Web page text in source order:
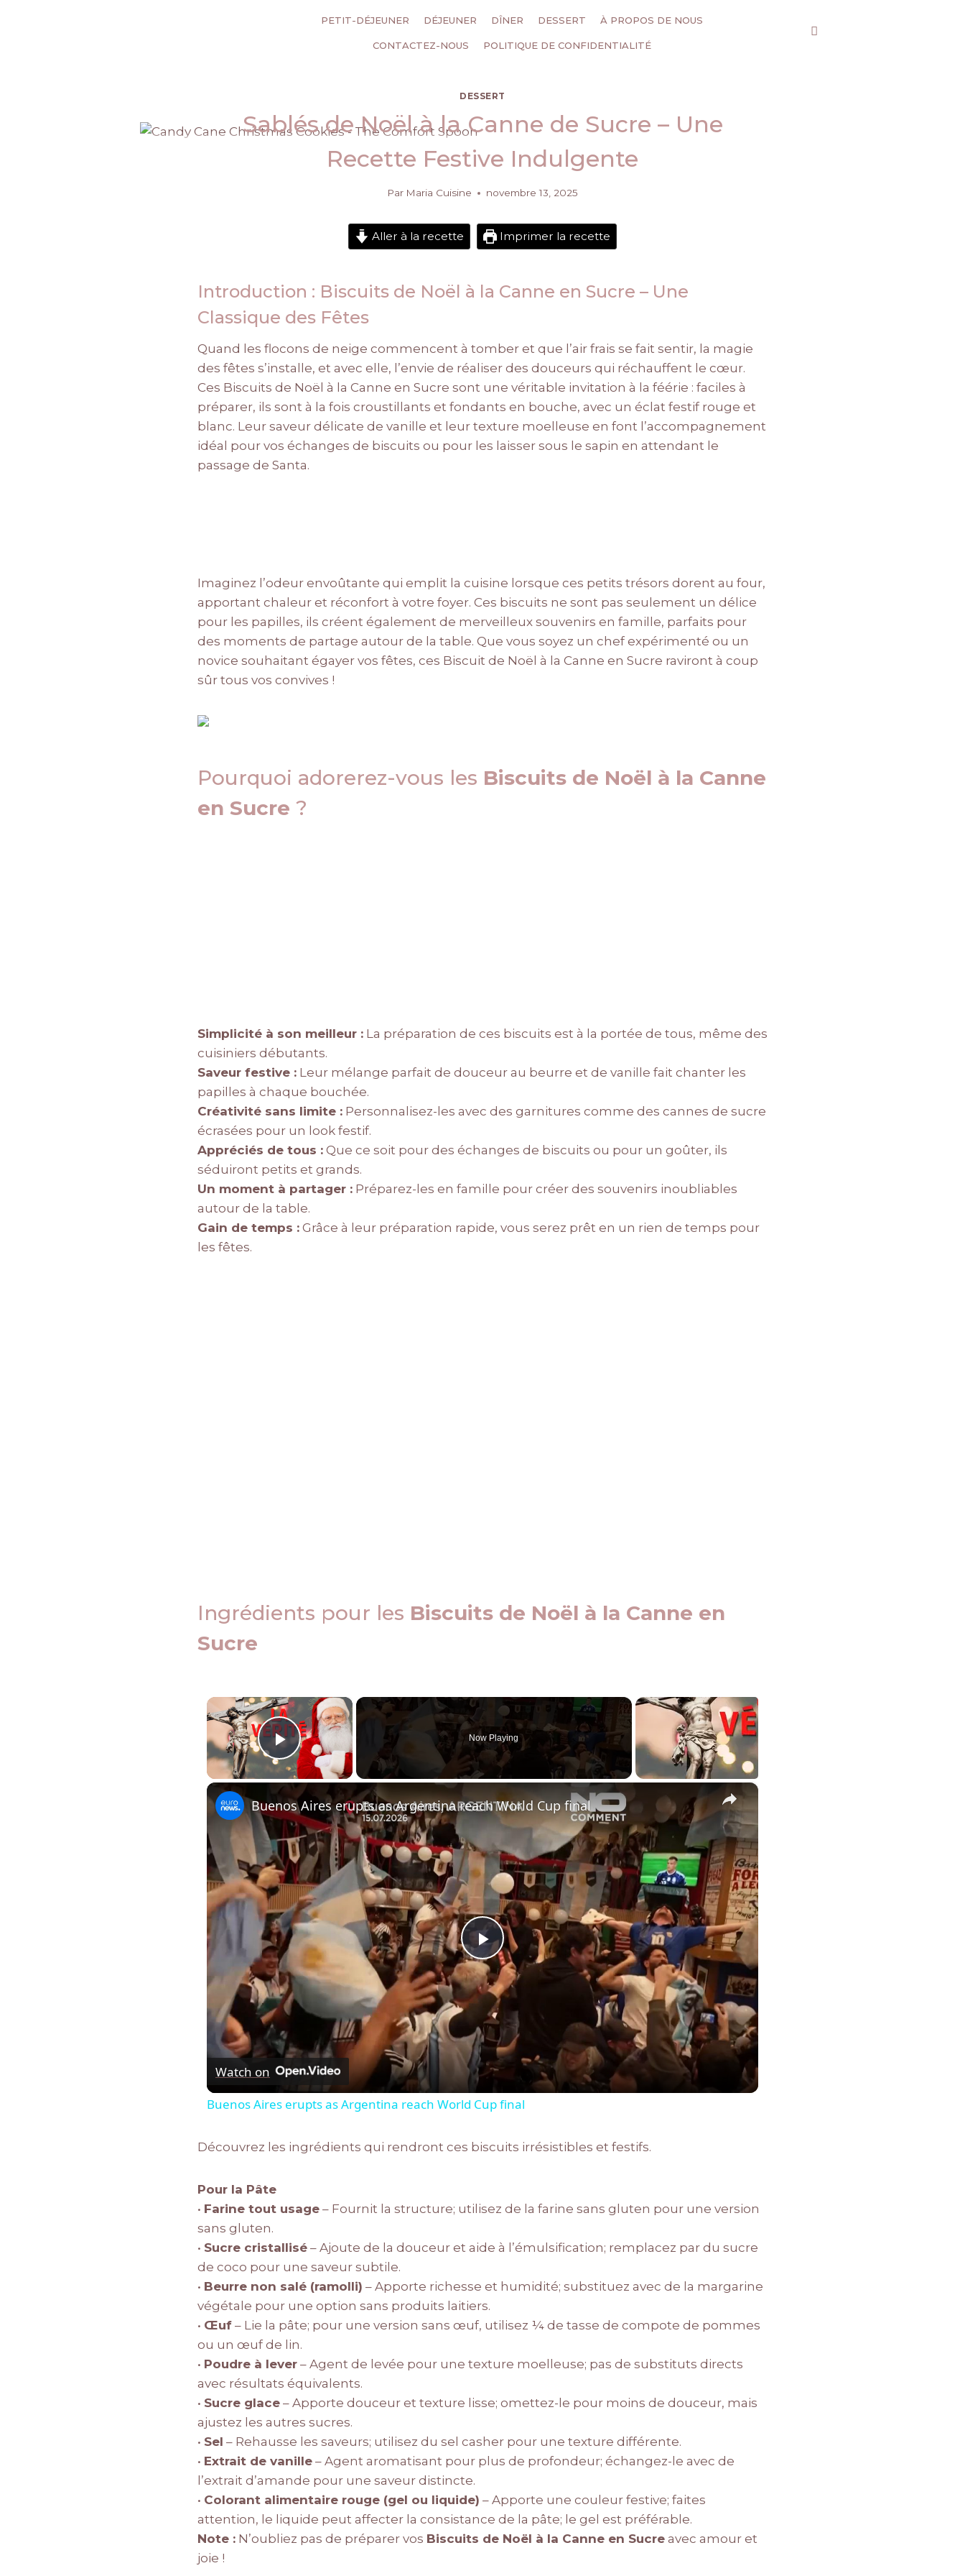
PETIT-DÉJEUNER DÉJEUNER DÎNER DESSERT À PROPOS DE NOUS
CONTACTEZ-NOUS POLITIQUE DE CONFIDENTIALITÉ
DESSERT
Sablés de Noël à la Canne de Sucre – Une
Recette Festive Indulgente
Par Maria Cuisine novembre 13, 2025
Aller à la recette Imprimer la recette
Introduction : Biscuits de Noël à la Canne en Sucre – Une
Classique des Fêtes
Quand les flocons de neige commencent à tomber et que l’air frais se fait sentir, la magie
des fêtes s’installe, et avec elle, l’envie de réaliser des douceurs qui réchauffent le cœur.
Ces Biscuits de Noël à la Canne en Sucre sont une véritable invitation à la féérie : faciles à
préparer, ils sont à la fois croustillants et fondants en bouche, avec un éclat festif rouge et
blanc. Leur saveur délicate de vanille et leur texture moelleuse en font l’accompagnement
idéal pour vos échanges de biscuits ou pour les laisser sous le sapin en attendant le
passage de Santa.
Imaginez l’odeur envoûtante qui emplit la cuisine lorsque ces petits trésors dorent au four,
apportant chaleur et réconfort à votre foyer. Ces biscuits ne sont pas seulement un délice
pour les papilles, ils créent également de merveilleux souvenirs en famille, parfaits pour
des moments de partage autour de la table. Que vous soyez un chef expérimenté ou un
novice souhaitant égayer vos fêtes, ces Biscuit de Noël à la Canne en Sucre raviront à coup
sûr tous vos convives !
Pourquoi adorerez-vous les Biscuits de Noël à la Canne
en Sucre ?
Simplicité à son meilleur : La préparation de ces biscuits est à la portée de tous, même des
cuisiniers débutants.
Saveur festive : Leur mélange parfait de douceur au beurre et de vanille fait chanter les
papilles à chaque bouchée.
Créativité sans limite : Personnalisez-les avec des garnitures comme des cannes de sucre
écrasées pour un look festif.
Appréciés de tous : Que ce soit pour des échanges de biscuits ou pour un goûter, ils
séduiront petits et grands.
Un moment à partager : Préparez-les en famille pour créer des souvenirs inoubliables
autour de la table.
Gain de temps : Grâce à leur préparation rapide, vous serez prêt en un rien de temps pour
les fêtes.
Ingrédients pour les Biscuits de Noël à la Canne en
Sucre
×
Play Video
Now Playing
×
Play
Video
Buenos Aires erupts as Argentina reach World Cup final
Watch on
Buenos Aires erupts as Argentina reach World Cup final
Découvrez les ingrédients qui rendront ces biscuits irrésistibles et festifs.
Pour la Pâte
• Farine tout usage – Fournit la structure; utilisez de la farine sans gluten pour une version
sans gluten.
• Sucre cristallisé – Ajoute de la douceur et aide à l’émulsification; remplacez par du sucre
de coco pour une saveur subtile.
• Beurre non salé (ramolli) – Apporte richesse et humidité; substituez avec de la margarine
végétale pour une option sans produits laitiers.
• Œuf – Lie la pâte; pour une version sans œuf, utilisez ¼ de tasse de compote de pommes
ou un œuf de lin.
• Poudre à lever – Agent de levée pour une texture moelleuse; pas de substituts directs
avec résultats équivalents.
• Sucre glace – Apporte douceur et texture lisse; omettez-le pour moins de douceur, mais
ajustez les autres sucres.
• Sel – Rehausse les saveurs; utilisez du sel casher pour une texture différente.
• Extrait de vanille – Agent aromatisant pour plus de profondeur; échangez-le avec de
l’extrait d’amande pour une saveur distincte.
• Colorant alimentaire rouge (gel ou liquide) – Apporte une couleur festive; faites
attention, le liquide peut affecter la consistance de la pâte; le gel est préférable.
Note : N’oubliez pas de préparer vos Biscuits de Noël à la Canne en Sucre avec amour et
joie !